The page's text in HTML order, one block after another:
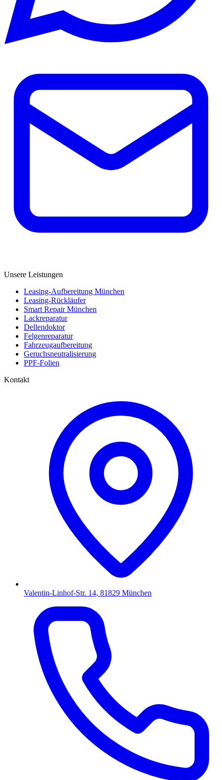
Unsere Leistungen
Leasing-Aufbereitung München
Leasing-Rückläufer
Smart Repair München
Lackreparatur
Dellendoktor
Felgenreparatur
Fahrzeugaufbereitung
Geruchsneutralisierung
PPF-Folien
Kontakt
Valentin-Linhof-Str. 14, 81829 München